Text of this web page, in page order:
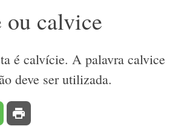
calvice
é calvície. A palavra calvice
deve ser utilizada.